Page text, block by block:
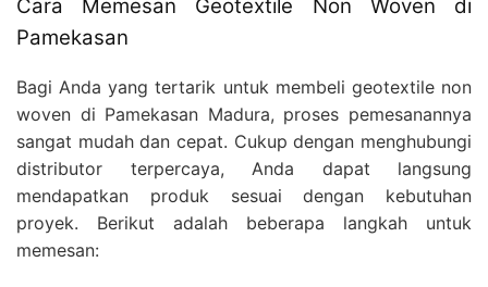
Cara Memesan Geotextile Non Woven di
Pamekasan
Bagi Anda yang tertarik untuk membeli geotextile non
woven di Pamekasan Madura, proses pemesanannya
sangat mudah dan cepat. Cukup dengan menghubungi
distributor terpercaya, Anda dapat langsung
mendapatkan produk sesuai dengan kebutuhan
proyek. Berikut adalah beberapa langkah untuk
memesan: